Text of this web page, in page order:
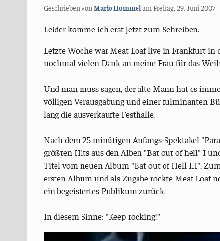
Geschrieben von Mario Hommelam Freitag, 29. Juni 2007
Leider komme ich erst jetzt zum Schreiben.
Letzte Woche war Meat Loaf live in Frankfurt in
nochmal vielen Dank an meine Frau für das
Und man muss sagen, der alte Mann hat es
völligen Verausgabung und einer fulminanten
lang die ausverkaufte Festhalle.
Nach dem 25 minütigen Anfangs-Spektakel
größten Hits aus den Alben "Bat out of hell" I
Titel vom neuen Album "Bat out of Hell III".
ersten Album und als Zugabe rockte Meat Loaf
ein begeistertes Publikum zurück.
In diesem Sinne: "Keep rocking!"